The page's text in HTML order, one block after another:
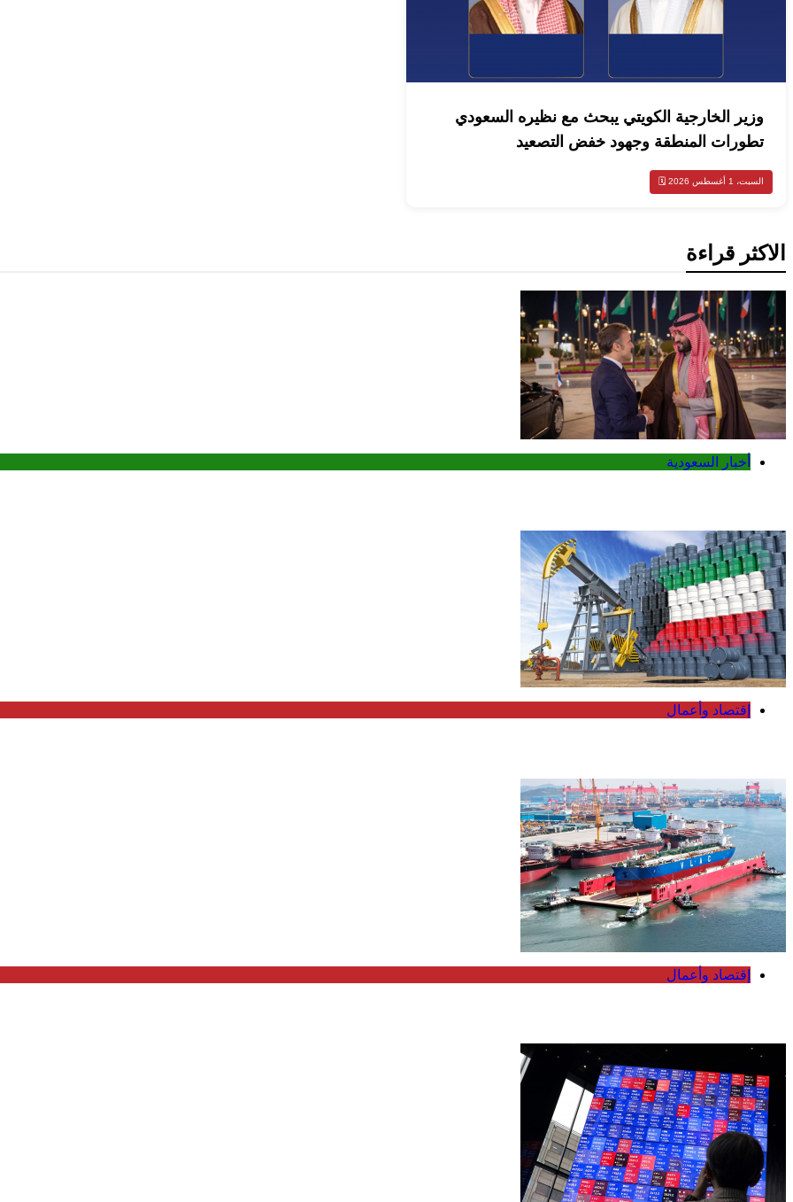
وزير الخارجية الكويتي يبحث مع نظيره السعودي
تطورات المنطقة وجهود خفض التصعيد
السبت، 1 أغسطس 2026 🗓️
الاكثر قراءة
أخبار السعودية
إقتصاد وأعمال
إقتصاد وأعمال